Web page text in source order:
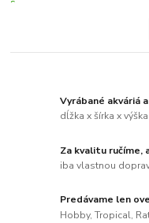
Vyrábané akváriá
dĺžka x šírka x
Za kvalitu ručíme,
iba vlastnou
Predávame len
Hobby, Tropical,